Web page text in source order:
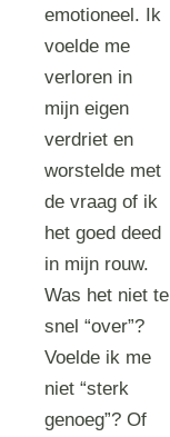
emotioneel. Ik
voelde me
verloren in
mijn eigen
verdriet en
worstelde met
de vraag of ik
het goed deed
in mijn rouw.
Was het niet te
snel “over”?
Voelde ik me
niet “sterk
genoeg”? Of